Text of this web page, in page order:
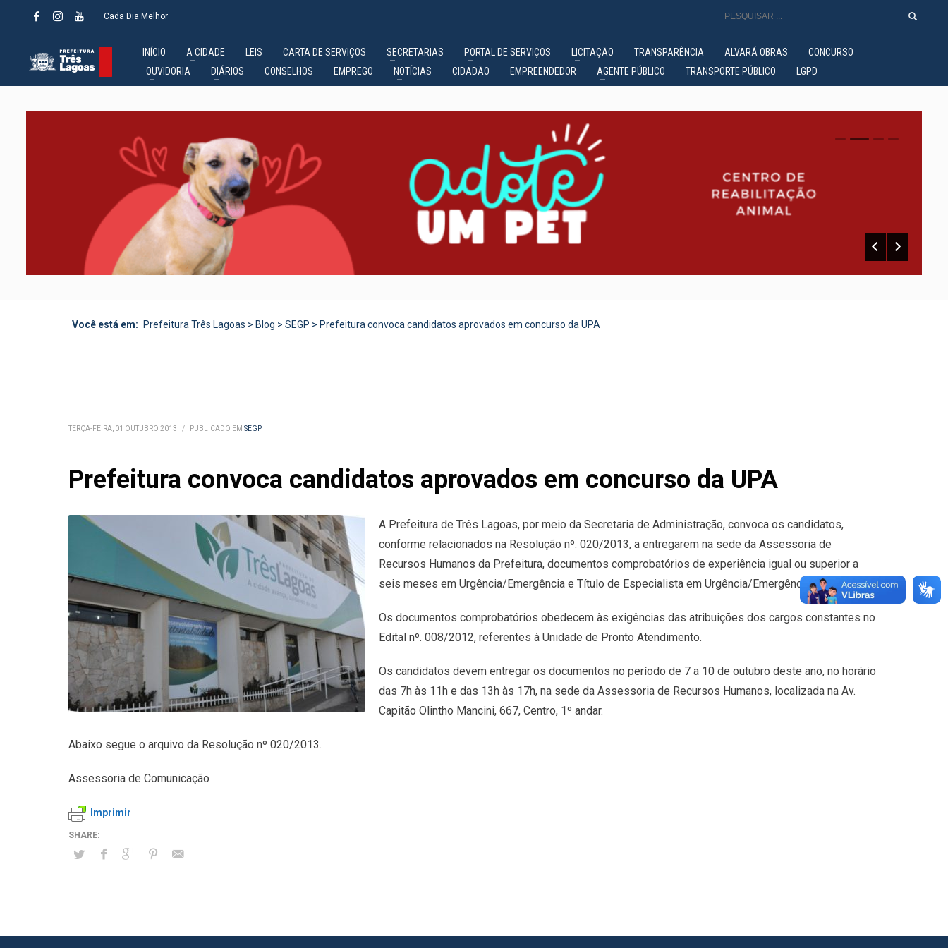
Cada Dia Melhor
INÍCIO A CIDADE LEIS CARTA DE SERVIÇOS SECRETARIAS PORTAL DE SERVIÇOS LICITAÇÃO TRANSPARÊNCIA ALVARÁ OBRAS
CONCURSO
OUVIDORIA
DIÁRIOS CONSELHOS EMPREGO NOTÍCIAS CIDADÃO EMPREENDEDOR AGENTE PÚBLICO TRANSPORTE PÚBLICO LGPD
0 1 2
Você está em: Prefeitura Três Lagoas > Blog > SEGP > Prefeitura convoca candidatos aprovados em concurso da UPA
TERÇA-FEIRA, 01 OUTUBRO 2013 / PUBLICADO EM SEGP
Prefeitura convoca candidatos aprovados em concurso da UPA
A Prefeitura de Três Lagoas, por meio da Secretaria de Administração, convoca os candidatos,
conforme relacionados na Resolução nº. 020/2013, a entregarem na sede da Assessoria de
Recursos Humanos da Prefeitura, documentos comprobatórios de experiência igual ou superior a
seis meses em Urgência/Emergência e Título de Especialista em Urgência/Emergência.
Os documentos comprobatórios obedecem às exigências das atribuições dos cargos constantes no
Edital nº. 008/2012, referentes à Unidade de Pronto Atendimento.
Os candidatos devem entregar os documentos no período de 7 a 10 de outubro deste ano, no horário
das 7h às 11h e das 13h às 17h, na sede da Assessoria de Recursos Humanos, localizada na Av.
Capitão Olintho Mancini, 667, Centro, 1º andar.
Abaixo segue o arquivo da Resolução nº 020/2013.
Assessoria de Comunicação
Imprimir